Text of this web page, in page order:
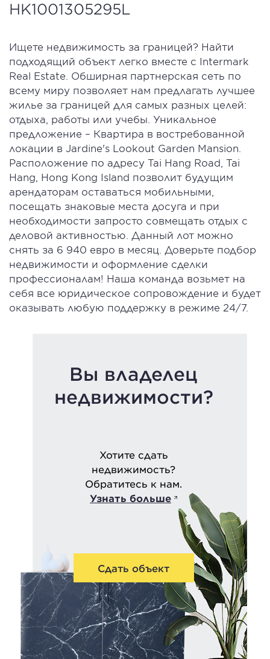
HK1001305295L
Ищете недвижимость за границей? Найти
подходящий объект легко вместе с Intermark
Real Estate. Обширная партнерская сеть по
всему миру позволяет нам предлагать лучшее
жилье за границей для самых разных целей:
отдыха, работы или учебы. Уникальное
предложение – Квартира в востребованной
локации в Jardine's Lookout Garden Mansion.
Расположение по адресу Tai Hang Road, Tai
Hang, Hong Kong Island позволит будущим
арендаторам оставаться мобильными,
посещать знаковые места досуга и при
необходимости запросто совмещать отдых с
деловой активностью. Данный лот можно
снять за 6 940 евро в месяц. Доверьте подбор
недвижимости и оформление сделки
профессионалам! Наша команда возьмет на
себя все юридическое сопровождение и будет
оказывать любую поддержку в режиме 24/7.
Вы владелец
недвижимости?
Хотите сдать
недвижимость?
Обратитесь к нам.
Узнать больше
Сдать объект